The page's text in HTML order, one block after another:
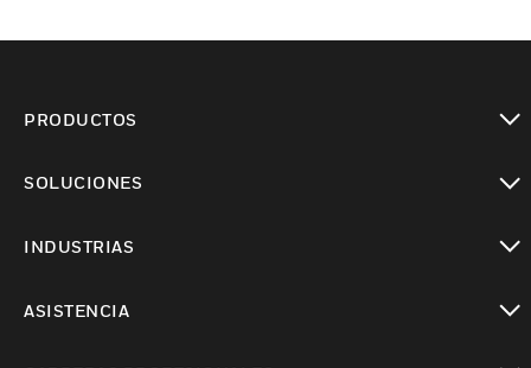
PRODUCTOS
SOLUCIONES
INDUSTRIAS
ASISTENCIA